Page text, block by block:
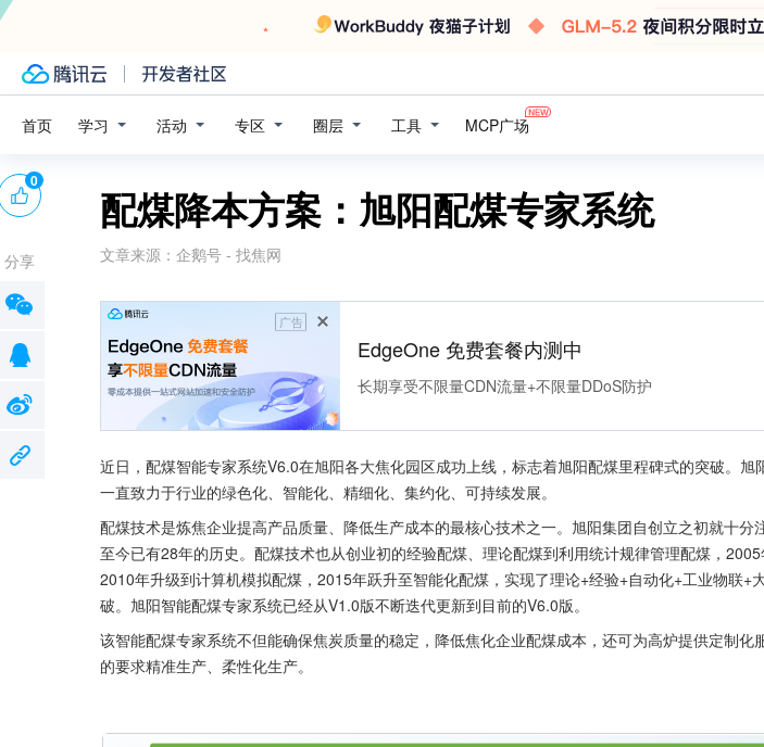
首页 学习 活动 专区 圈层 工具 MCP广场
配煤降本方案：旭阳配煤专家系统
文章来源： 企鹅号 - 找焦网
广告
EdgeOne 免费套餐内测中
长期享受不限量CDN流量+不限量DDoS防护
近日，配煤智能专家系统V6.0在旭阳各大焦化园区成功上线，标志着旭阳配煤里程碑式的突破。旭
一直致力于行业的绿色化、智能化、精细化、集约化、可持续发展。
配煤技术是炼焦企业提高产品质量、降低生产成本的最核心技术之一。旭阳集团自创立之初就十分
至今已有28年的历史。配煤技术也从创业初的经验配煤、理论配煤到利用统计规律管理配煤，2005
2010年升级到计算机模拟配煤，2015年跃升至智能化配煤，实现了理论+经验+自动化+工业物联+
破。旭阳智能配煤专家系统已经从V1.0版不断迭代更新到目前的V6.0版。
该智能配煤专家系统不但能确保焦炭质量的稳定，降低焦化企业配煤成本，还可为高炉提供定制化
的要求精准生产、柔性化生产。
0
分享